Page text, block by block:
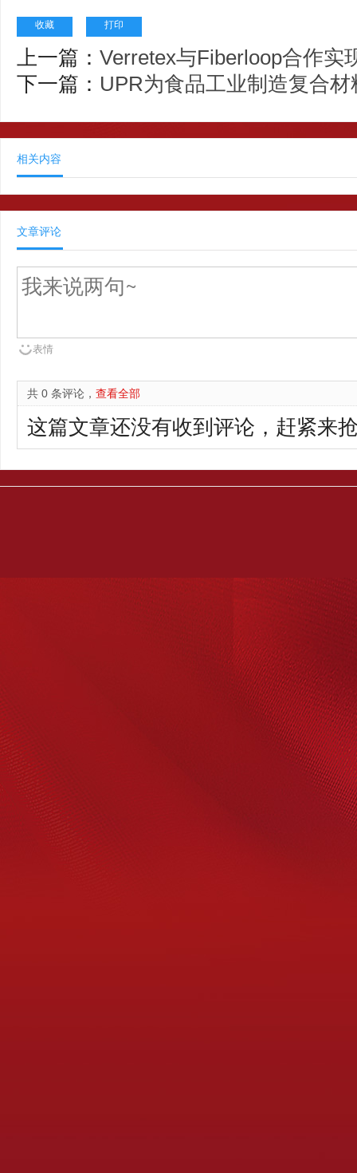
收藏 打印
上一篇： Verretex与Fiberloop合作实
下一篇： UPR为食品工业制造复合材
相关内容
文章评论
表情
共 0 条评论， 查看全部
这篇文章还没有收到评论，赶紧来